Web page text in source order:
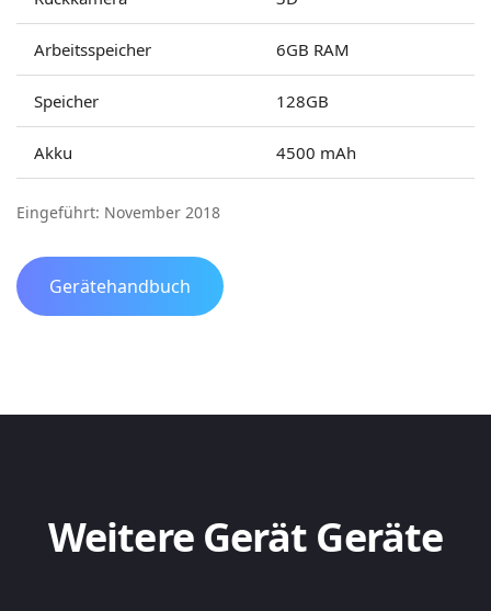
Arbeitsspeicher 6GB RAM
Speicher 128GB
Akku 4500 mAh
Eingeführt: November 2018
Gerätehandbuch
Weitere Gerät Geräte